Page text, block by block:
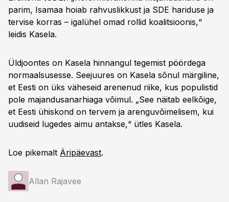
parim, Isamaa hoiab rahvuslikkust ja SDE hariduse ja
tervise korras – igalühel omad rollid koalitsioonis,“
leidis Kasela.
Üldjoontes on Kasela hinnangul tegemist pöördega
normaalsusesse. Seejuures on Kasela sõnul märgiline,
et Eesti on üks väheseid arenenud riike, kus populistid
pole majandusanarhiaga võimul. „See näitab eelkõige,
et Eesti ühiskond on tervem ja arenguvõimelisem, kui
uudiseid lugedes aimu antakse,“ ütles Kasela.
Loe pikemalt Äripäevast.
Allan Rajavee